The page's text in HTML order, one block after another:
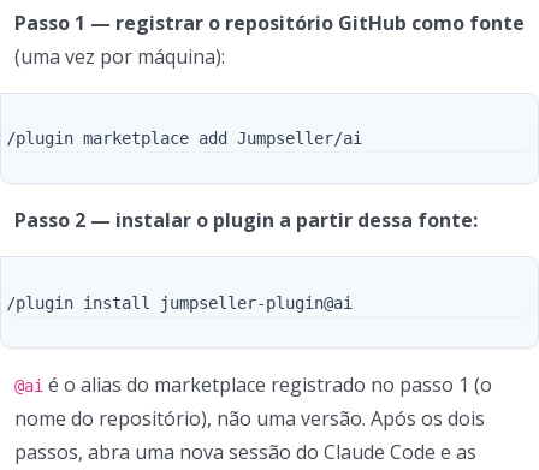
Passo 1 — registrar o repositório GitHub como fonte
(uma vez por máquina):
Passo 2 — instalar o plugin a partir dessa fonte:
@ai é o alias do marketplace registrado no passo 1 (o
nome do repositório), não uma versão. Após os dois
passos, abra uma nova sessão do Claude Code e as